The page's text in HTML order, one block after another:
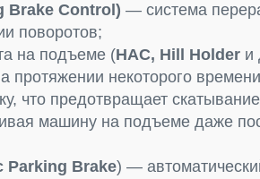
Brake Control) — система
поворотов;
на подъеме (НАС, Hill Holder и
протяжении некоторого
что предотвращает
машину на подъеме даже
Parking Brake) —